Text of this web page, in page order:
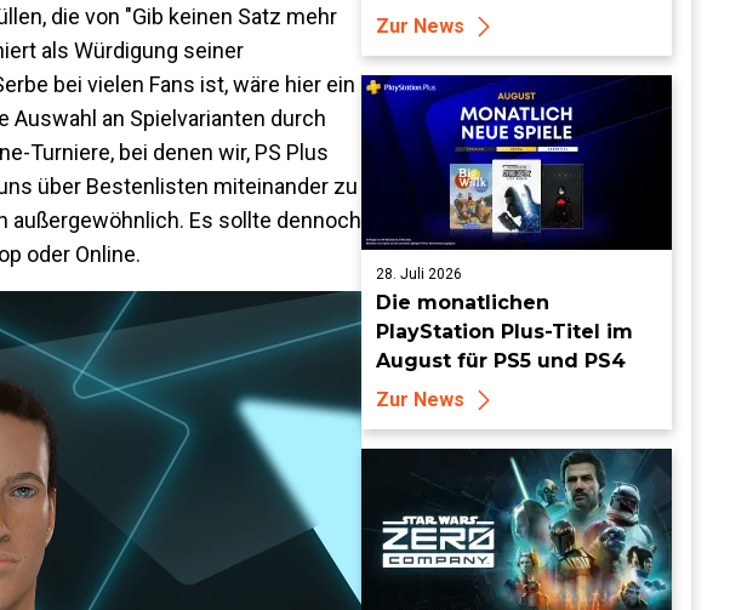
die von "Gib keinen Satz mehr
als Würdigung seiner
bei vielen Fans ist, wäre hier ein
Auswahl an Spielvarianten durch
Turniere, bei denen wir, PS Plus
über Bestenlisten miteinander zu
außergewöhnlich. Es sollte dennoch
oder Online.
neuen Organized-Play-
Zur News
28. Juli 2026
Die monatlichen
PlayStation Plus-Titel im
August für PS5 und PS4
Zur News